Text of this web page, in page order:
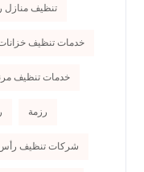
تنظيف
خدمات تنظيف خزانات
خدمات تنظيف
رزمة
شركات تنظيف رأس